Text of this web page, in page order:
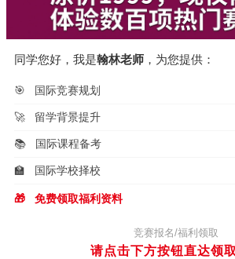
同学您好，我是翰林老师 ，为您提供：
🎯 国际竞赛规划
🚀 留学背景提升
📚 国际课程备考
🏫 国际学校择校
🎁 免费领取福利资料
竞赛报名/福利领取
请点击下方按钮直达领取